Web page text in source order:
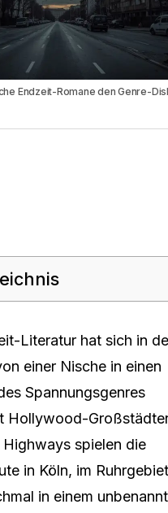
Endzeit-Romane den Genre-
Literatur hat sich in
einer Nische in einen
Spannungsgenres
Hollywood-
spielen die
in Köln, im
in einem